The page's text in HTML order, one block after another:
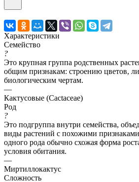
Характеристики
Семейство
?
Это крупная группа родственных
общим признакам: строению цветов,
биологическим чертам.
—
Кактусовые (Cactaceae)
Род
?
Это подгруппа внутри семейства,
виды растений с похожими
одного рода обычно схожая форма
условия обитания.
—
Миртиллокактус
Сложность